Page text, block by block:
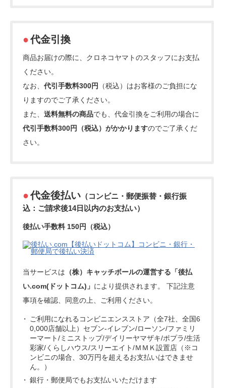
代金引換
商品お届けの際に、クロネコヤマトのスタッフにお支払
ください。
なお、 代引手数料300円 （税込）はお客様のご負担にな
りますのでご了承ください。
また、 送料無料の商品でも、代金引換をご利用の場合に
代引手数料300円（税込）がかかりますのでご了承くだ
さい。
代金後払い （コンビニ・郵便振替・銀行振
込：ご請求後14日以内のお支払い）
後払い手数料 150円（税込）
当サービスは （株）キャッチボールの運営する「後払
い.com(ドットコム)」 により提供されます。 下記注意
事項を確認、同意の上、ご利用ください。
ご利用になれるコンビニエンスストア（全7社、全国6
0,000店舗以上）セブン-イレブン/ローソン/ファミリ
ーマート/ミニストップ/デイリーヤマザキ/ポプラ/生活
彩家/くらしハウス/スリーエイト/ＭＭＫ設置店（※コ
ンビニの場合、30万円を超えるお支払いはできませ
ん。）
銀行・郵便局でもお支払いいただけます